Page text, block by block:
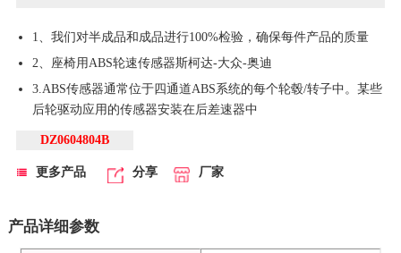
1、我们对半成品和成品进行100%检验，确保每件产品的质量
2、座椅用ABS轮速传感器斯柯达-大众-奥迪
3.ABS传感器通常位于四通道ABS系统的每个轮毂/转子中。某些
后轮驱动应用的传感器安装在后差速器中
DZ0604804B
更多产品 分享 厂家
产品详细参数